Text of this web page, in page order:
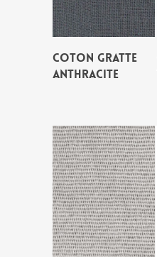
COTON GRATTE
ANTHRACITE